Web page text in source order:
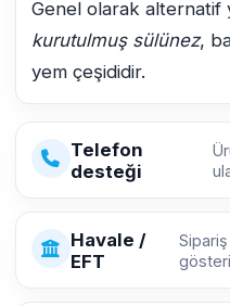
Genel olarak alternatif
kurutulmuş sülünez,
yem çeşididir.
Telefon
desteği
Havale /
EFT